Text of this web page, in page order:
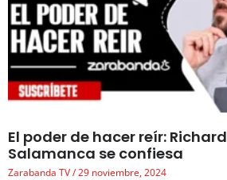
El poder de hacer reír: Richard
Salamanca se confiesa
Zarabanda TV 29 noviembre, 2024